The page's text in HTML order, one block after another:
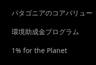
パタゴニアのコアバリュー
環境助成金プログラム
1% for the Planet